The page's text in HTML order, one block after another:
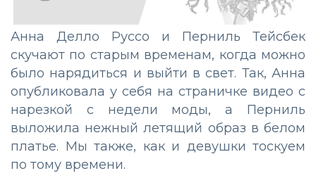
Анна Делло Руссо и Перниль Тейсбек
скучают по старым временам, когда можно
было нарядиться и выйти в свет. Так, Анна
опубликовала у себя на страничке видео с
нарезкой с недели моды, а Перниль
выложила нежный летящий образ в белом
платье. Мы также, как и девушки тоскуем
по тому времени.